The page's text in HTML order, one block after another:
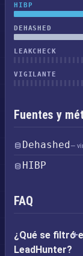
HIBP
DEHASHED
LEAKCHECK
VIGILANTE
Fuentes y
Dehashed—
HIBP
FAQ
¿Qué se filtró
LeadHunter?